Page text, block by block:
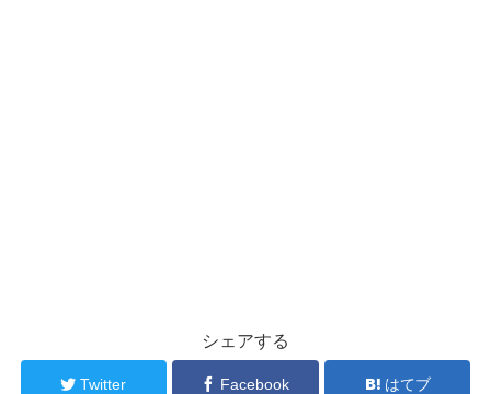
シェアする
Twitter Facebook はてブ